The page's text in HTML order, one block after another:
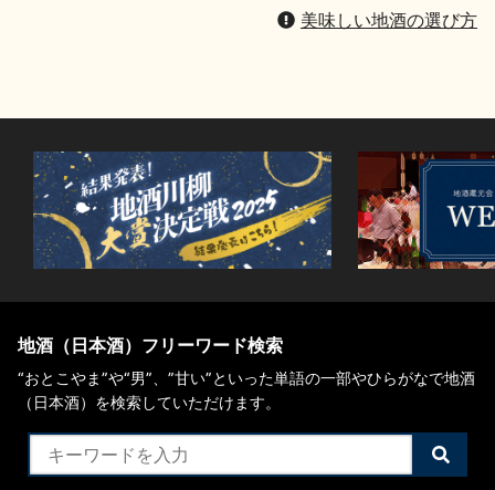
美味しい地酒の選び方
地酒（日本酒）フリーワード検索
“おとこやま”や“男”、”甘い”といった単語の一部やひらがなで地酒
（日本酒）を検索していただけます。
検
索